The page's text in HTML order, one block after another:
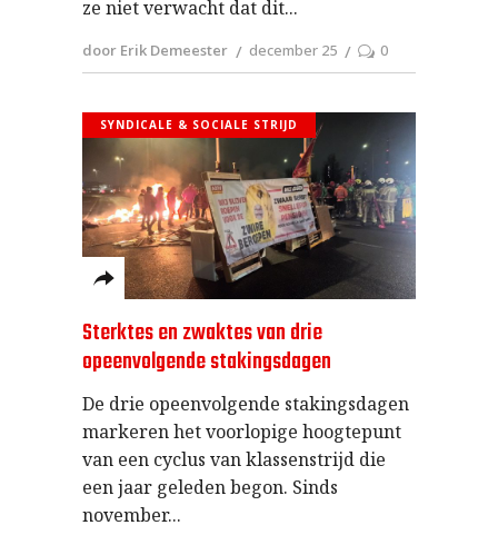
ze niet verwacht dat dit
door Erik Demeester december 25 0
SYNDICALE & SOCIALE STRIJD
Sterktes en zwaktes van drie
opeenvolgende stakingsdagen
De drie opeenvolgende stakingsdagen
markeren het voorlopige hoogtepunt
van een cyclus van klassenstrijd die
een jaar geleden begon. Sinds
november